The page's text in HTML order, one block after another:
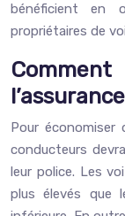
bénéficient en
propriétaires de
Pour économiser
conducteurs
leur police. Les
plus élevés que